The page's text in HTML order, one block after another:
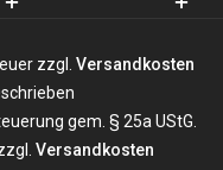
zzgl. Versandkosten
gem. § 25a UStG.
Versandkosten